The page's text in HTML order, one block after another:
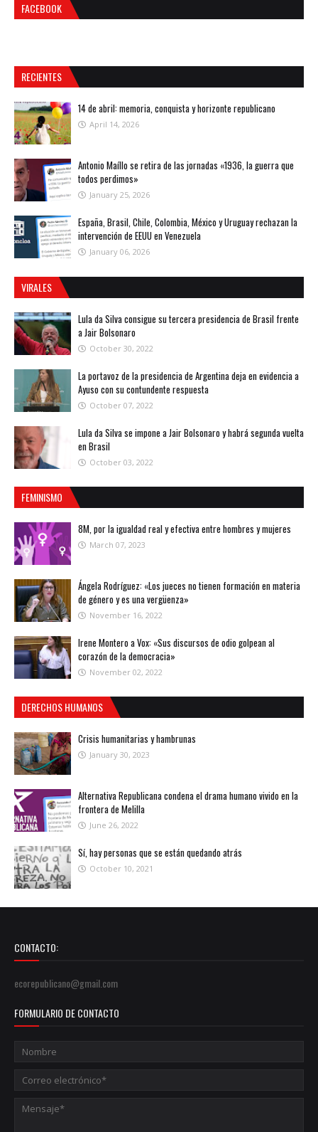
FACEBOOK
RECIENTES
14 de abril: memoria, conquista y horizonte republicano
April 14, 2026
Antonio Maíllo se retira de las jornadas «1936, la guerra que
todos perdimos»
January 25, 2026
España, Brasil, Chile, Colombia, México y Uruguay rechazan la
intervención de EEUU en Venezuela
January 06, 2026
VIRALES
Lula da Silva consigue su tercera presidencia de Brasil frente
a Jair Bolsonaro
October 30, 2022
La portavoz de la presidencia de Argentina deja en evidencia a
Ayuso con su contundente respuesta
October 07, 2022
Lula da Silva se impone a Jair Bolsonaro y habrá segunda vuelta
en Brasil
October 03, 2022
FEMINISMO
8M, por la igualdad real y efectiva entre hombres y mujeres
March 07, 2023
Ángela Rodríguez: «Los jueces no tienen formación en materia
de género y es una vergüenza»
November 16, 2022
Irene Montero a Vox: «Sus discursos de odio golpean al
corazón de la democracia»
November 02, 2022
DERECHOS HUMANOS
Crisis humanitarias y hambrunas
January 30, 2023
Alternativa Republicana condena el drama humano vivido en la
frontera de Melilla
June 26, 2022
Sí, hay personas que se están quedando atrás
October 10, 2021
CONTACTO:
ecorepublicano@gmail.com
FORMULARIO DE CONTACTO